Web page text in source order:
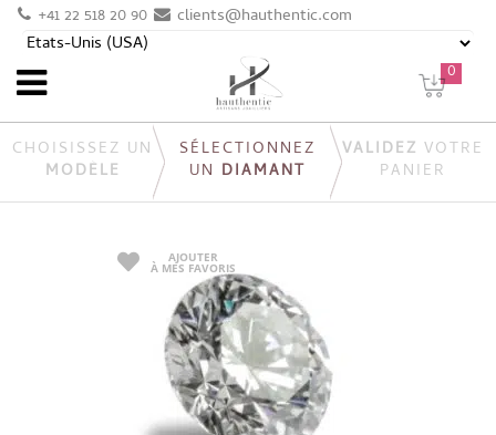
+41 22 518 20 90 clients@hauthentic.com
0
CHOISISSEZ UN
MODÈLE
SÉLECTIONNEZ
UN DIAMANT
VALIDEZ VOTRE
PANIER
AJOUTER
À MES FAVORIS